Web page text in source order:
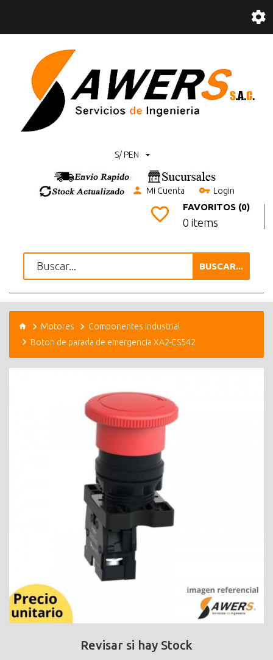
S/ PEN
Mi Cuenta Login
FAVORITOS (0)
0 items
BUSCAR...
Motores
Componentes Industrial
Boton de parada de emergencia XA2-ES542
Revisar si hay Stock